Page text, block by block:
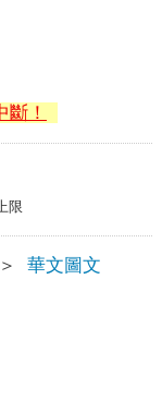
！
限
＞ 華文圖文